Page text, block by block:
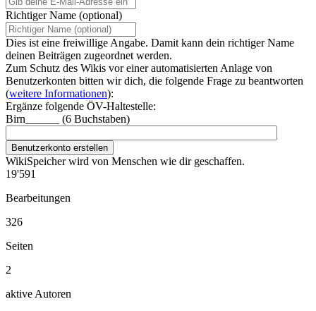
Richtiger Name (optional)
Dies ist eine freiwillige Angabe. Damit kann dein richtiger Name
deinen Beiträgen zugeordnet werden.
Zum Schutz des Wikis vor einer automatisierten Anlage von
Benutzerkonten bitten wir dich, die folgende Frage zu beantworten
(weitere Informationen):
Ergänze folgende ÖV-Haltestelle:
Birn______ (6 Buchstaben)
Benutzerkonto erstellen
WikiSpeicher wird von Menschen wie dir geschaffen.
19'591
Bearbeitungen
326
Seiten
2
aktive Autoren